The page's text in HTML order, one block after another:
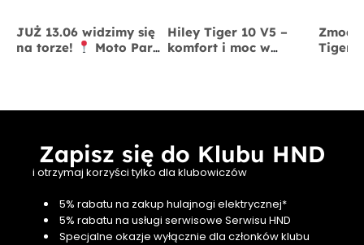
JUŻ 13.06 widzimy się
na torze!
Moto Park
Hiley Tiger 10 V5 –
komfort i moc w
Tiger
Zapisz się do Klubu HND
i otrzymaj korzyści tylko dla klubowiczów
5% rabatu na zakup hulajnogi elektrycznej*
5% rabatu na usługi serwisowe Serwisu HND
Specjalne okazje wyłącznie dla członków klubu